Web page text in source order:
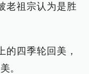
老祖宗认为是胜
的四季轮回美，
。